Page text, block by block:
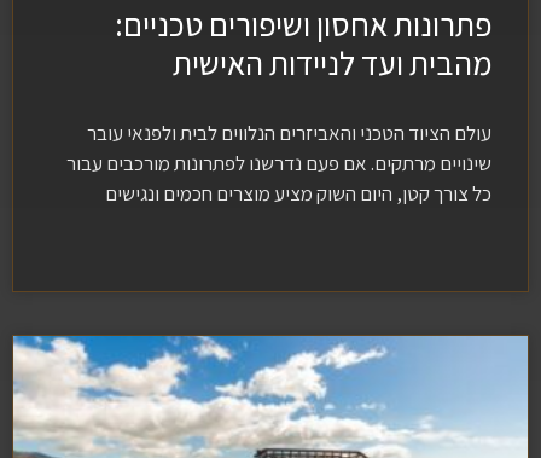
פתרונות אחסון ושיפורים טכניים:
מהבית ועד לניידות האישית
עולם הציוד הטכני והאביזרים הנלווים לבית ולפנאי עובר
שינויים מרתקים. אם פעם נדרשנו לפתרונות מורכבים עבור
כל צורך קטן, היום השוק מציע מוצרים חכמים ונגישים